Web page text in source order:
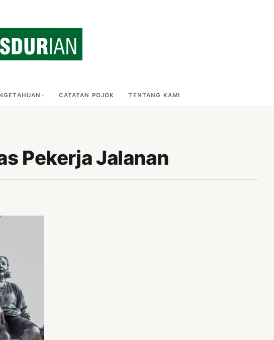
CATATAN POJOK TENTANG KAMI
Pekerja Jalanan